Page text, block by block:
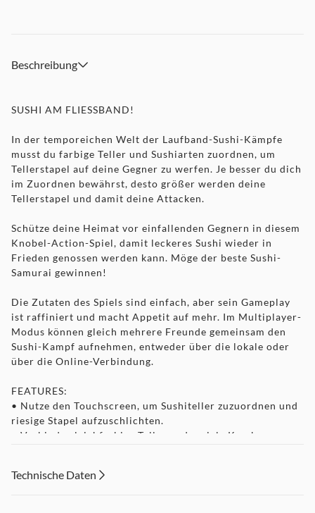
Beschreibung
SUSHI AM FLIESSBAND!
In der temporeichen Welt der Laufband-Sushi-Kämpfe
musst du farbige Teller und Sushiarten zuordnen, um
Tellerstapel auf deine Gegner zu werfen. Je besser du dich
im Zuordnen bewährst, desto größer werden deine
Tellerstapel und damit deine Attacken.
Schütze deine Heimat vor einfallenden Gegnern in diesem
Knobel-Action-Spiel, damit leckeres Sushi wieder in
Frieden genossen werden kann. Möge der beste Sushi-
Samurai gewinnen!
Die Zutaten des Spiels sind einfach, aber sein Gameplay
ist raffiniert und macht Appetit auf mehr. Im Multiplayer-
Modus können gleich mehrere Freunde gemeinsam den
Sushi-Kampf aufnehmen, entweder über die lokale oder
über die Online-Verbindung.
FEATURES:
• Nutze den Touchscreen, um Sushiteller zuzuordnen und
riesige Stapel aufzuschlichten.
• Verbinde gleichfarbige Teller und erziele Kombos, um
edler das Sushi auf dem Teller, desto stärker ist der Teller.
Technische Daten